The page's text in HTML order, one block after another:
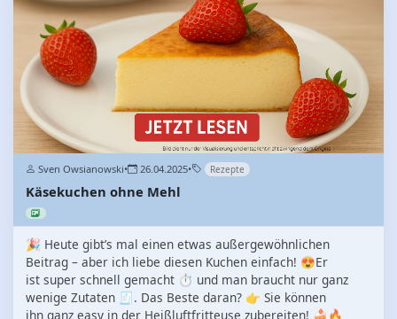
Sven Owsianowski• 26.04.2025• Rezepte
Käsekuchen ohne Mehl
🎉 Heute gibt’s mal einen etwas außergewöhnlichen
Beitrag – aber ich liebe diesen Kuchen einfach! 😍Er
ist super schnell gemacht ⏱️ und man braucht nur ganz
wenige Zutaten 🧾. Das Beste daran? 👉 Sie können
ihn ganz easy in der Heißluftfritteuse zubereiten! 🍰🔥